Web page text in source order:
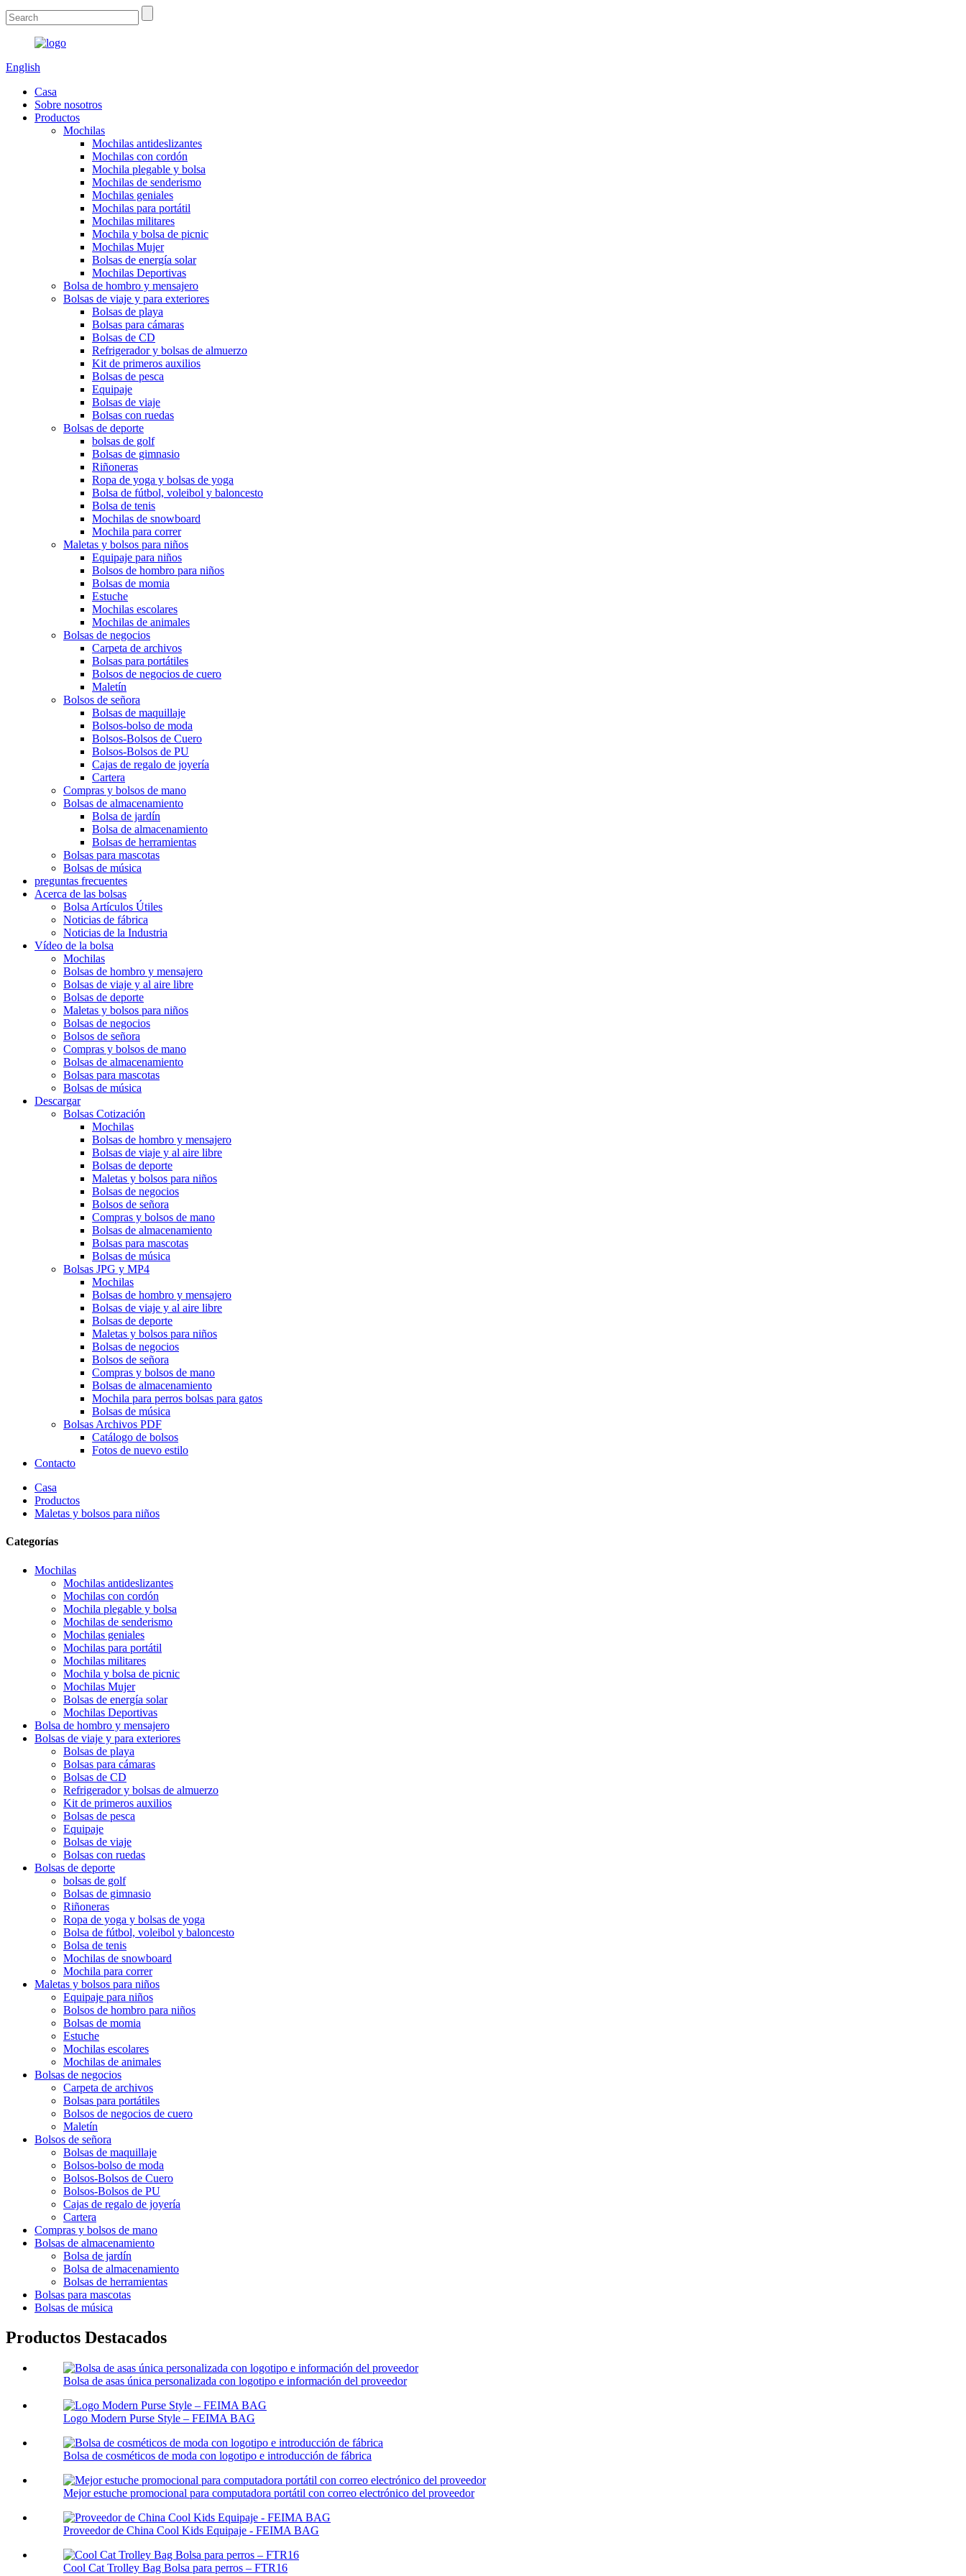
English
Casa
Sobre nosotros
Productos
Mochilas
Mochilas antideslizantes
Mochilas con cordón
Mochila plegable y bolsa
Mochilas de senderismo
Mochilas geniales
Mochilas para portátil
Mochilas militares
Mochila y bolsa de picnic
Mochilas Mujer
Bolsas de energía solar
Mochilas Deportivas
Bolsa de hombro y mensajero
Bolsas de viaje y para exteriores
Bolsas de playa
Bolsas para cámaras
Bolsas de CD
Refrigerador y bolsas de almuerzo
Kit de primeros auxilios
Bolsas de pesca
Equipaje
Bolsas de viaje
Bolsas con ruedas
Bolsas de deporte
bolsas de golf
Bolsas de gimnasio
Riñoneras
Ropa de yoga y bolsas de yoga
Bolsa de fútbol, ​​voleibol y baloncesto
Bolsa de tenis
Mochilas de snowboard
Mochila para correr
Maletas y bolsos para niños
Equipaje para niños
Bolsos de hombro para niños
Bolsas de momia
Estuche
Mochilas escolares
Mochilas de animales
Bolsas de negocios
Carpeta de archivos
Bolsas para portátiles
Bolsos de negocios de cuero
Maletín
Bolsos de señora
Bolsas de maquillaje
Bolsos-bolso de moda
Bolsos-Bolsos de Cuero
Bolsos-Bolsos de PU
Cajas de regalo de joyería
Cartera
Compras y bolsos de mano
Bolsas de almacenamiento
Bolsa de jardín
Bolsa de almacenamiento
Bolsas de herramientas
Bolsas para mascotas
Bolsas de música
preguntas frecuentes
Acerca de las bolsas
Bolsa Artículos Útiles
Noticias de fábrica
Noticias de la Industria
Vídeo de la bolsa
Mochilas
Bolsas de hombro y mensajero
Bolsas de viaje y al aire libre
Bolsas de deporte
Maletas y bolsos para niños
Bolsas de negocios
Bolsos de señora
Compras y bolsos de mano
Bolsas de almacenamiento
Bolsas para mascotas
Bolsas de música
Descargar
Bolsas Cotización
Mochilas
Bolsas de hombro y mensajero
Bolsas de viaje y al aire libre
Bolsas de deporte
Maletas y bolsos para niños
Bolsas de negocios
Bolsos de señora
Compras y bolsos de mano
Bolsas de almacenamiento
Bolsas para mascotas
Bolsas de música
Bolsas JPG y MP4
Mochilas
Bolsas de hombro y mensajero
Bolsas de viaje y al aire libre
Bolsas de deporte
Maletas y bolsos para niños
Bolsas de negocios
Bolsos de señora
Compras y bolsos de mano
Bolsas de almacenamiento
Mochila para perros bolsas para gatos
Bolsas de música
Bolsas Archivos PDF
Catálogo de bolsos
Fotos de nuevo estilo
Contacto
Casa
Productos
Maletas y bolsos para niños
Categorías
Mochilas
Mochilas antideslizantes
Mochilas con cordón
Mochila plegable y bolsa
Mochilas de senderismo
Mochilas geniales
Mochilas para portátil
Mochilas militares
Mochila y bolsa de picnic
Mochilas Mujer
Bolsas de energía solar
Mochilas Deportivas
Bolsa de hombro y mensajero
Bolsas de viaje y para exteriores
Bolsas de playa
Bolsas para cámaras
Bolsas de CD
Refrigerador y bolsas de almuerzo
Kit de primeros auxilios
Bolsas de pesca
Equipaje
Bolsas de viaje
Bolsas con ruedas
Bolsas de deporte
bolsas de golf
Bolsas de gimnasio
Riñoneras
Ropa de yoga y bolsas de yoga
Bolsa de fútbol, ​​voleibol y baloncesto
Bolsa de tenis
Mochilas de snowboard
Mochila para correr
Maletas y bolsos para niños
Equipaje para niños
Bolsos de hombro para niños
Bolsas de momia
Estuche
Mochilas escolares
Mochilas de animales
Bolsas de negocios
Carpeta de archivos
Bolsas para portátiles
Bolsos de negocios de cuero
Maletín
Bolsos de señora
Bolsas de maquillaje
Bolsos-bolso de moda
Bolsos-Bolsos de Cuero
Bolsos-Bolsos de PU
Cajas de regalo de joyería
Cartera
Compras y bolsos de mano
Bolsas de almacenamiento
Bolsa de jardín
Bolsa de almacenamiento
Bolsas de herramientas
Bolsas para mascotas
Bolsas de música
Productos Destacados
Bolsa de asas única personalizada con logotipo e información del proveedor
Logo Modern Purse Style – FEIMA BAG
Bolsa de cosméticos de moda con logotipo e introducción de fábrica
Mejor estuche promocional para computadora portátil con correo electrónico del proveedor
Proveedor de China Cool Kids Equipaje - FEIMA BAG
Cool Cat Trolley Bag Bolsa para perros – FTR16